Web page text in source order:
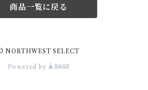
ｱ)
ｾｻﾘｰ)
)
商品一覧に戻る
NORTHWEST SELECT
Powered by